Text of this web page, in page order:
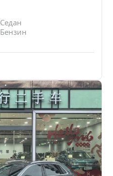
Седан
Бензин